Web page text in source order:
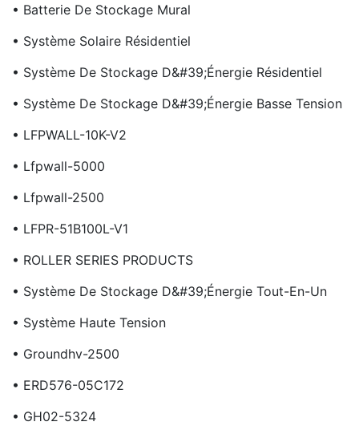
• Batterie De Stockage Mural
• Système Solaire Résidentiel
• Système De Stockage D&#39;énergie Résidentiel
• Système De Stockage D&#39;énergie Basse Tension
• LFPWALL-10K-V2
• Lfpwall-5000
• Lfpwall-2500
• LFPR-51B100L-V1
• ROLLER SERIES PRODUCTS
• Système De Stockage D&#39;énergie Tout-En-Un
• Système Haute Tension
• Groundhv-2500
• ERD576-05C172
• GH02-5324